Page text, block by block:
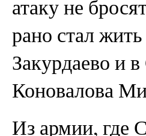
атаку не
рано стал
Закурдаево и
Коновалова
Из армии, где